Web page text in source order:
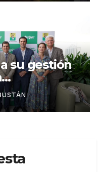
su gestión
octava